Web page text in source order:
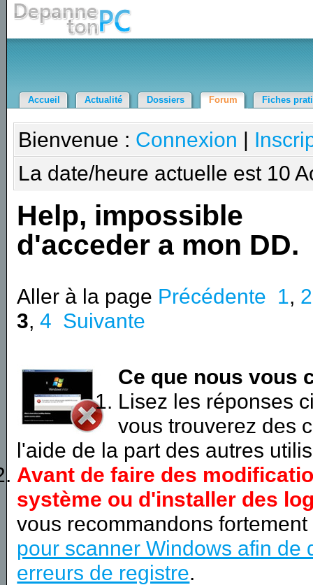
Accueil Actualité Dossiers Forum Fiches
Bienvenue : Connexion |
La date/heure actuelle est 10
Help, impossible
d'acceder a mon DD.
Aller à la page Précédente 1, 2
3,4 Suivante
Ce que nous vous
Lisez les réponses
vous trouverez des
l'aide de la part des autres
Avant de faire des
système ou d'installer des
vous recommandons
pour scanner Windows afin de
erreurs de registre.